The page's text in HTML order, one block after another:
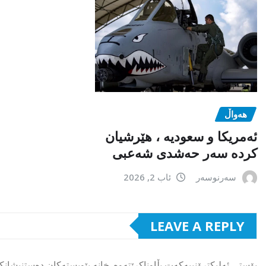
هەواڵ
ئەمریکا و سعودیە ، هێرشیان
کردە سەر حەشدی شەعبی
سەرنوسەر ئاب 2, 2026
LEAVE A REPLY